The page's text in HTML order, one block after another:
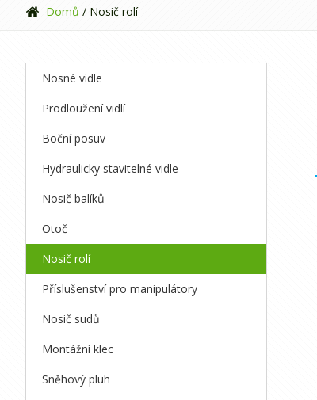
Domů / Nosič rolí
Nosné vidle
Prodloužení vidlí
Boční posuv
Hydraulicky stavitelné vidle
Nosič balíků
Otoč
Nosič rolí
Příslušenství pro manipulátory
Nosič sudů
Montážní klec
Sněhový pluh